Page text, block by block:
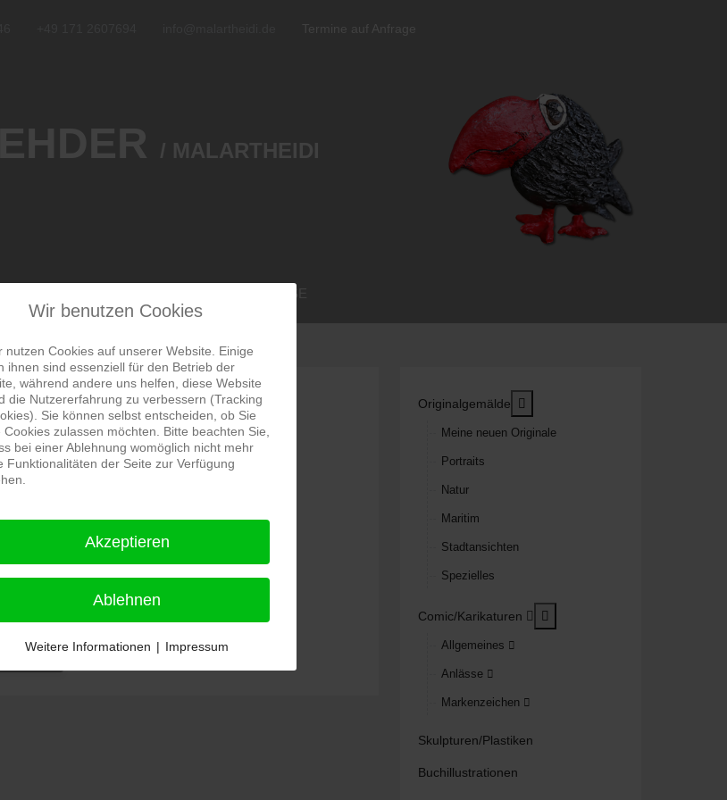
Termine auf Anfrage
/ MALARTHEIDI
MALKURSE
Markenzeichen
Originalgemälde
Meine neuen Originale
Portraits
Natur
Maritim
Stadtansichten
Spezielles
Comic/Karikaturen
Allgemeines
Anlässe
Markenzeichen
Skulpturen/Plastiken
Buchillustrationen
Wir benutzen Cookies
nutzen Cookies auf unserer Website. Einige
ihnen sind essenziell für den Betrieb der
während andere uns helfen, diese Website
die Nutzererfahrung zu verbessern (Tracking
Sie können selbst entscheiden, ob Sie
Cookies zulassen möchten. Bitte beachten Sie,
bei einer Ablehnung womöglich nicht mehr
Funktionalitäten der Seite zur Verfügung
Akzeptieren
Ablehnen
Weitere Informationen | Impressum